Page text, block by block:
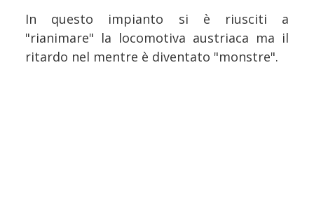
In questo impianto si è riusciti a
"rianimare" la locomotiva austriaca ma il
ritardo nel mentre è diventato "monstre".